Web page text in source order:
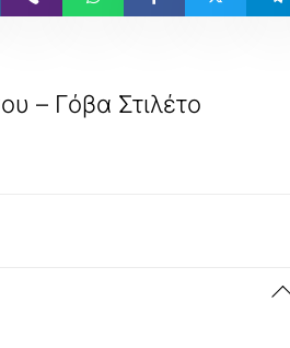
– Γόβα Στιλέτο